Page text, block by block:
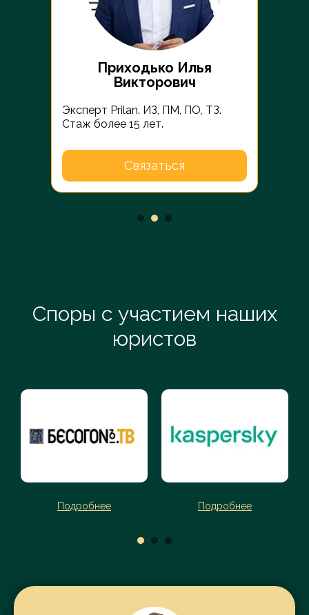
Приходько Илья
Викторович
Эксперт Prilan. ИЗ, ПМ, ПО, ТЗ.
Стаж более 15 лет.
Связаться
Споры с участием наших
юристов
Подробнее Подробнее